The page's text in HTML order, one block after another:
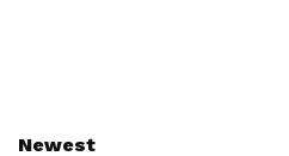
Newest